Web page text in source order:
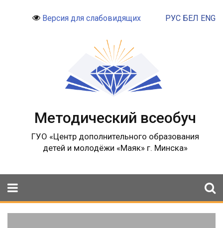
Версия для слабовидящих РУС БЕЛ ENG
Методический всеобуч
ГУО «Центр дополнительного образования
детей и молодёжи «Маяк» г. Минска»